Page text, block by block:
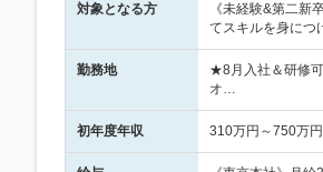
対象となる方
《未経験&第二
てスキルを身につ
勤務地
★8月入社＆研修
オ…
初年度年収 310万円～750万円